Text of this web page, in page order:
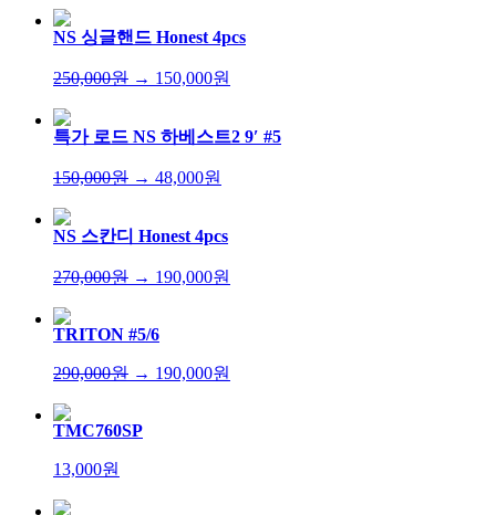
NS 싱글핸드 Honest 4pcs
250,000원 → 150,000원
특가 로드 NS 하베스트2 9′ #5
150,000원 → 48,000원
NS 스칸디 Honest 4pcs
270,000원 → 190,000원
TRITON #5/6
290,000원 → 190,000원
TMC760SP
13,000원